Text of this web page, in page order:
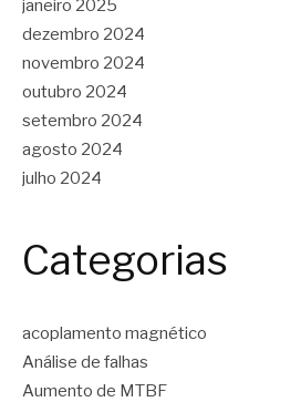
janeiro 2025
dezembro 2024
novembro 2024
outubro 2024
setembro 2024
agosto 2024
julho 2024
Categorias
acoplamento magnético
Análise de falhas
Aumento de MTBF